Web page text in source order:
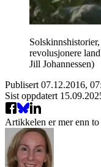
revolusjonere
Jill Johannessen)
Publisert 07.12.2016,
Sist oppdatert
Artikkelen er mer enn to